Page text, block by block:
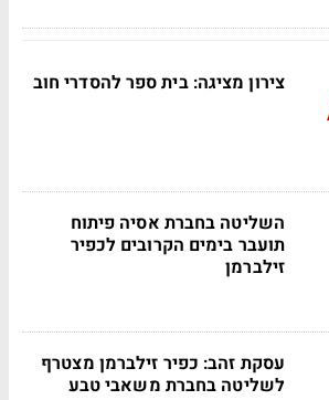
צירון מציגה: בית ספר להסדרי חוב
השליטה בחברת אסיה פיתוח
תועבר בימים הקרובים לכפיר
זילברמן
עסקת זהב: כפיר זילברמן מצטרף
לשליטה בחברת משאבי טבע